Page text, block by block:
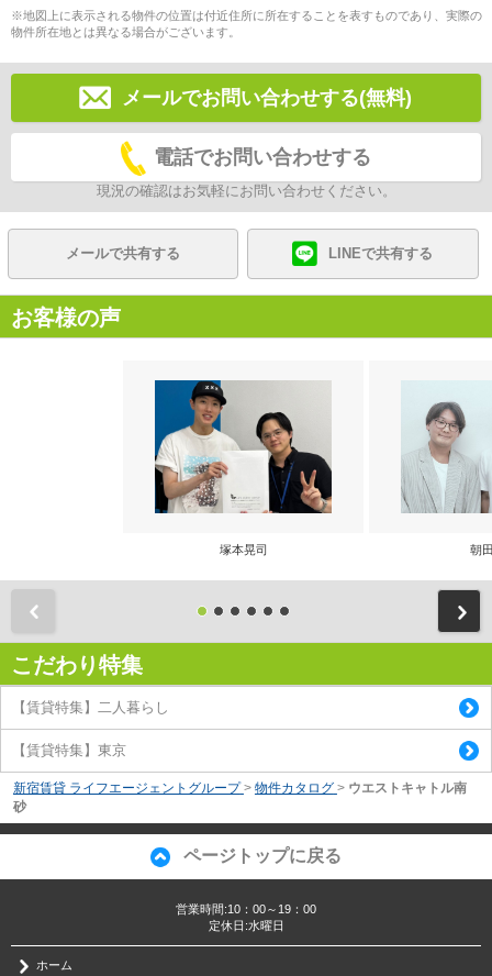
※地図上に表示される物件の位置は付近住所に所在することを表すものであり、実際の
物件所在地とは異なる場合がございます。
メールでお問い合わせする(無料)
電話でお問い合わせする
現況の確認はお気軽にお問い合わせください。
メールで共有する LINEで共有する
お客様の声
塚本晃司 朝
こだわり特集
【賃貸特集】二人暮らし
【賃貸特集】東京
新宿賃貸 ライフエージェントグループ > 物件カタログ > ウエストキャトル南
砂
ページトップに戻る
営業時間:10：00～19：00
定休日:水曜日
ホーム